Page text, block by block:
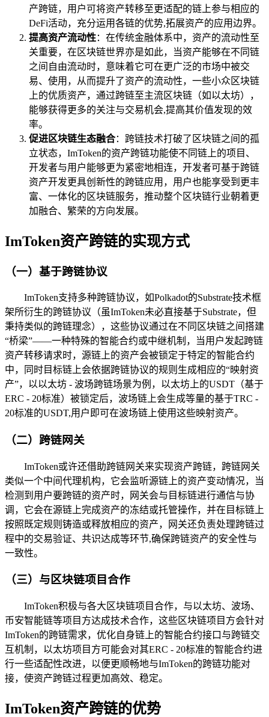
产跨链，用户可将资产转移至更适配的链上参与相应的
DeFi活动，充分运用各链的优势,拓展资产的应用边界。
提高资产流动性：在传统金融体系中，资产的流动性至
关重要，在区块链世界亦是如此，当资产能够在不同链
之间自由流动时，意味着它可在更广泛的市场中被交
易、使用，从而提升了资产的流动性，一些小众区块链
上的优质资产，通过跨链至主流区块链（如以太坊），
能够获得更多的关注与交易机会,提高其价值发现的效
率。
促进区块链生态融合：跨链技术打破了区块链之间的孤
立状态，ImToken的资产跨链功能使不同链上的项目、
开发者与用户能够更为紧密地相连，开发者可基于跨链
资产开发更具创新性的跨链应用，用户也能享受到更丰
富、一体化的区块链服务，推动整个区块链行业朝着更
加融合、繁荣的方向发展。
ImToken资产跨链的实现方式
（一）基于跨链协议
ImToken支持多种跨链协议，如Polkadot的Substrate技术框
架所衍生的跨链协议（虽ImToken未必直接基于Substrate，但
秉持类似的跨链理念），这些协议通过在不同区块链之间搭建
“桥梁”——一种特殊的智能合约或中继机制，当用户发起跨链
资产转移请求时，源链上的资产会被锁定于特定的智能合约
中，同时目标链上会依据跨链协议的规则生成相应的“映射资
产”，以以太坊 - 波场跨链场景为例，以太坊上的USDT（基于
ERC - 20标准）被锁定后，波场链上会生成等量的基于TRC -
20标准的USDT,用户即可在波场链上使用这些映射资产。
（二）跨链网关
ImToken或许还借助跨链网关来实现资产跨链，跨链网关
类似一个中间代理机构，它会监听源链上的资产变动情况，当
检测到用户要跨链的资产时，网关会与目标链进行通信与协
调，它会在源链上完成资产的冻结或托管操作，并在目标链上
按照既定规则铸造或释放相应的资产，网关还负责处理跨链过
程中的交易验证、共识达成等环节,确保跨链资产的安全性与
一致性。
（三）与区块链项目合作
ImToken积极与各大区块链项目合作，与以太坊、波场、
币安智能链等项目方达成技术合作，这些区块链项目方会针对
ImToken的跨链需求，优化自身链上的智能合约接口与跨链交
互机制，以太坊项目方可能会对其ERC - 20标准的智能合约进
行一些适配性改进，以便更顺畅地与ImToken的跨链功能对
接，使资产跨链过程更加高效、稳定。
ImToken资产跨链的优势